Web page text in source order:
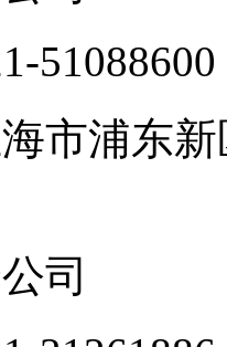
51088600
海市浦东新
司